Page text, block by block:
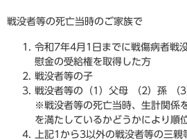
戦没者等の死亡当時のご家族で
令和7年4月1日までに戦傷病者戦
慰金の受給権を取得した方
戦没者等の子
戦没者等の（1）父母 （2）孫 （
※戦没者等の死亡当時、生計関係
を満たしているかどうかにより順
上記1から3以外の戦没者等の三親